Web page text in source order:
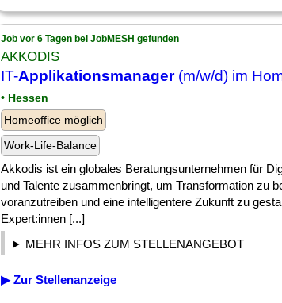
Job vor 6 Tagen bei JobMESH gefunden
AKKODIS
IT-Applikationsmanager(m/w/d) im
• Hessen
Homeoffice möglich
Work-Life-Balance
Akkodis ist ein globales Beratungsunternehmen für
und Talente zusammenbringt, um Transformation zu
voranzutreiben und eine intelligentere Zukunft zu
Expert:innen [...]
MEHR INFOS ZUM STELLENANGEBOT
▶ Zur Stellenanzeige